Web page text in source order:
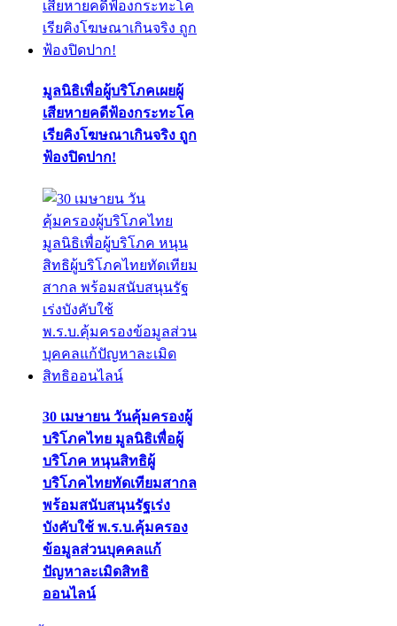
มูลนิธิเพื่อผู้บริโภคเผยผู้
เสียหายคดีฟ้องกระทะโค
เรียคิงโฆษณาเกินจริง ถูก
ฟ้องปิดปาก!
30 เมษายน วันคุ้มครองผู้
บริโภคไทย มูลนิธิเพื่อผู้
บริโภค หนุนสิทธิผู้
บริโภคไทยทัดเทียมสากล
พร้อมสนับสนุนรัฐเร่ง
บังคับใช้ พ.ร.บ.คุ้มครอง
ข้อมูลส่วนบุคคลแก้
ปัญหาละเมิดสิทธิ
ออนไลน์